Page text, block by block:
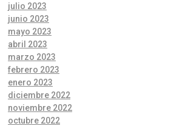
julio 2023
junio 2023
mayo 2023
abril 2023
marzo 2023
febrero 2023
enero 2023
diciembre 2022
noviembre 2022
octubre 2022